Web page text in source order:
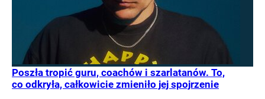
Poszła tropić guru, coachów i szarlatanów. To,
co odkryła, całkowicie zmieniło jej spojrzenie